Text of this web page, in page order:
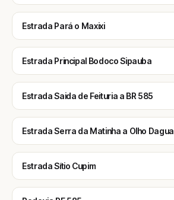
Estrada Pará o Maxixi
Estrada Principal Bodoco Sipauba
Estrada Saida de Feituria a BR 585
Estrada Serra da Matinha a Olho Dagua
Estrada Sítio Cupim